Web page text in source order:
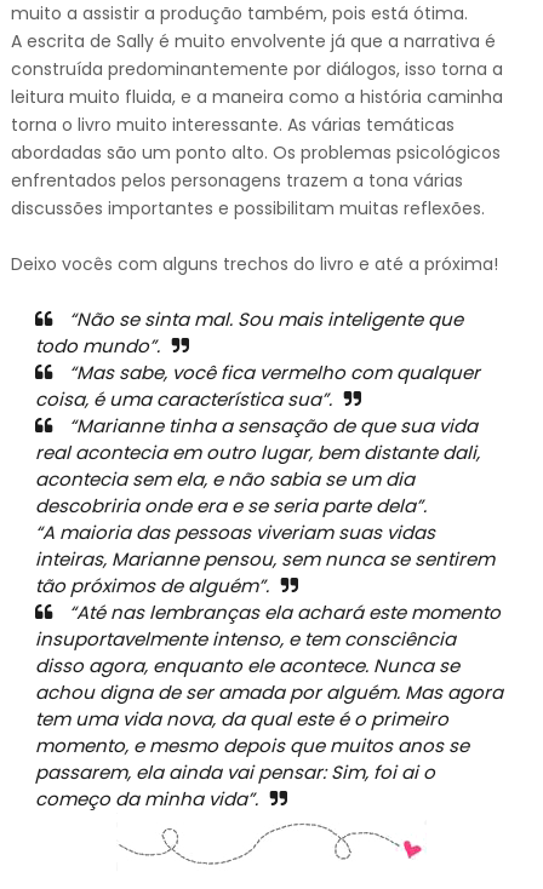
muito a assistir a produção também, pois está ótima.
A escrita de Sally é muito envolvente já que a narrativa é
construída predominantemente por diálogos, isso torna a
leitura muito fluida, e a maneira como a história caminha
torna o livro muito interessante. As várias temáticas
abordadas são um ponto alto. Os problemas psicológicos
enfrentados pelos personagens trazem a tona várias
discussões importantes e possibilitam muitas reflexões.
Deixo vocês com alguns trechos do livro e até a próxima!
“Não se sinta mal. Sou mais inteligente que
todo mundo”.
“Mas sabe, você fica vermelho com qualquer
coisa, é uma característica sua”.
“Marianne tinha a sensação de que sua vida
real acontecia em outro lugar, bem distante dali,
acontecia sem ela, e não sabia se um dia
descobriria onde era e se seria parte dela”.
“A maioria das pessoas viveriam suas vidas
inteiras, Marianne pensou, sem nunca se sentirem
tão próximos de alguém”.
“Até nas lembranças ela achará este momento
insuportavelmente intenso, e tem consciência
disso agora, enquanto ele acontece. Nunca se
achou digna de ser amada por alguém. Mas agora
tem uma vida nova, da qual este é o primeiro
momento, e mesmo depois que muitos anos se
passarem, ela ainda vai pensar: Sim, foi ai o
começo da minha vida”.